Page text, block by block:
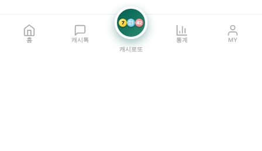
홈 캐시톡
7 21 42
캐시로또
통계 MY